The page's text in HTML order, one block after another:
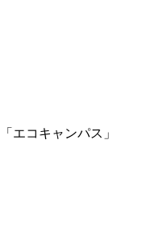
エコキャンパス」